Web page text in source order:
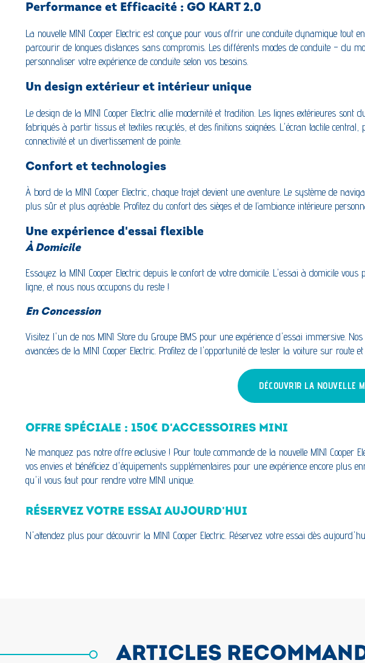
Performance et Efficacité : GO KART 2.0
La nouvelle MINI Cooper Electric est conçue pour vous offrir une conduite dynamique tout
parcourir de longues distances sans compromis. Les différents modes de conduite – du
personnaliser votre expérience de conduite selon vos besoins.
Un design extérieur et intérieur unique
Le design de la MINI Cooper Electric allie modernité et tradition. Les lignes extérieures
fabriqués à partir tissus et textiles recyclés, et des finitions soignées. L'écran tactile
connectivité et un divertissement de pointe.
Confort et technologies
À bord de la MINI Cooper Electric, chaque trajet devient une aventure. Le système de
plus sûr et plus agréable. Profitez du confort des sièges et de l’ambiance intérieure
Une expérience d'essai flexible
À Domicile
Essayez la MINI Cooper Electric depuis le confort de votre domicile. L'essai à domicile
ligne, et nous nous occupons du reste !
En Concession
Visitez l'un de nos MINI Store du Groupe BMS pour une expérience d'essai immersive.
avancées de la MINI Cooper Electric. Profitez de l'opportunité de tester la voiture sur route
DÉCOUVRIR LA NOUVELLE
OFFRE SPÉCIALE : 150€ D'ACCESSOIRES MINI
Ne manquez pas notre offre exclusive ! Pour toute commande de la nouvelle MINI
vos envies et bénéficiez d'équipements supplémentaires pour une expérience encore plus
qu'il vous faut pour rendre votre MINI unique.
RÉSERVEZ VOTRE ESSAI AUJOURD'HUI
N'attendez plus pour découvrir la MINI Cooper Electric. Réservez votre essai dès
ARTICLES